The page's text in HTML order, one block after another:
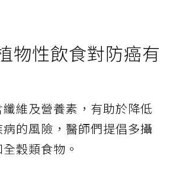
物性飲食對防癌有
維及營養素，有助於降低
的風險，醫師們提倡多攝
穀類食物。